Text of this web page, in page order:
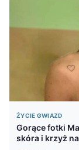
ŻYCIE GWIAZD
Gorące fotki
skóra i krzyż